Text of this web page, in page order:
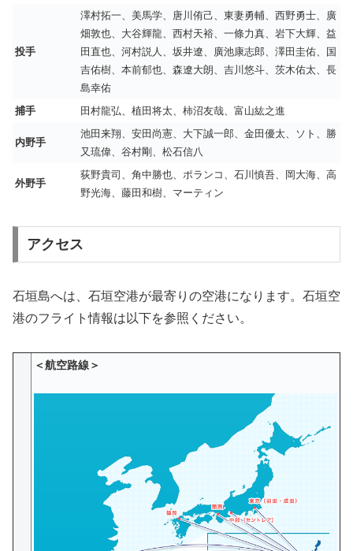
投手
澤村拓一、美馬学、唐川侑己、東妻勇輔、西野勇士、廣
畑敦也、大谷輝龍、西村天裕、一條力真、岩下大輝、益
田直也、河村説人、坂井遼、廣池康志郎、澤田圭佑、国
吉佑樹、本前郁也、森遼大朗、吉川悠斗、茨木佑太、長
島幸佑
捕手
田村龍弘、植田将太、柿沼友哉、富山紘之進
内野手
池田来翔、安田尚憲、大下誠一郎、金田優太、ソト、勝
又琉偉、谷村剛、松石信八
外野手
荻野貴司、角中勝也、ポランコ、石川慎吾、岡大海、高
野光海、藤田和樹、マーティン
アクセス
石垣島へは、石垣空港が最寄りの空港になります。石垣空
港のフライト情報は以下を参照ください。
＜航空路線＞